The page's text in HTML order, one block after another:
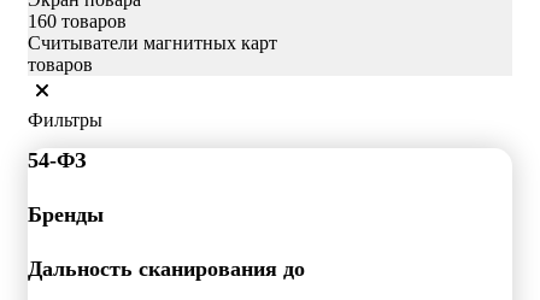
160 товаров
Считыватели магнитных карт
товаров
Фильтры
54-ФЗ
Бренды
Дальность сканирования до